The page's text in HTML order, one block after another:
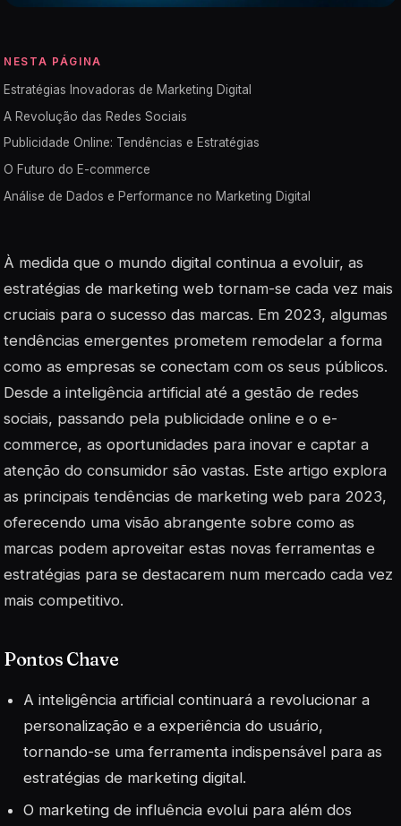
NESTA PÁGINA
Estratégias Inovadoras de Marketing Digital
A Revolução das Redes Sociais
Publicidade Online: Tendências e Estratégias
O Futuro do E-commerce
Análise de Dados e Performance no Marketing Digital
À medida que o mundo digital continua a evoluir, as
estratégias de marketing web tornam-se cada vez mais
cruciais para o sucesso das marcas. Em 2023, algumas
tendências emergentes prometem remodelar a forma
como as empresas se conectam com os seus públicos.
Desde a inteligência artificial até a gestão de redes
sociais, passando pela publicidade online e o e-
commerce, as oportunidades para inovar e captar a
atenção do consumidor são vastas. Este artigo explora
as principais tendências de marketing web para 2023,
oferecendo uma visão abrangente sobre como as
marcas podem aproveitar estas novas ferramentas e
estratégias para se destacarem num mercado cada vez
mais competitivo.
Pontos Chave
A inteligência artificial continuará a revolucionar a
personalização e a experiência do usuário,
tornando-se uma ferramenta indispensável para as
estratégias de marketing digital.
O marketing de influência evolui para além dos